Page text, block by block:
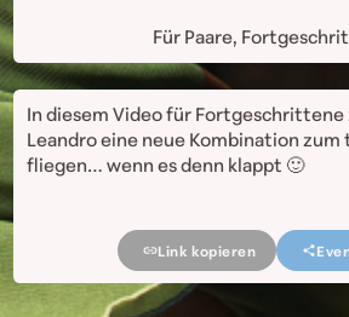
Für Paare,
In diesem Video für Fortgeschrittene
Leandro eine neue Kombination
fliegen… wenn es denn klappt 🙂
Link kopieren